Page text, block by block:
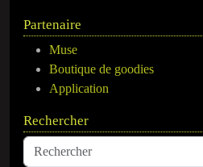
Partenaire
Muse
Boutique de goodies
Application
Rechercher